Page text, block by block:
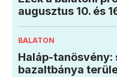
augusztus 10. és
BALATON
Haláp-tanösvény:
bazaltbánya